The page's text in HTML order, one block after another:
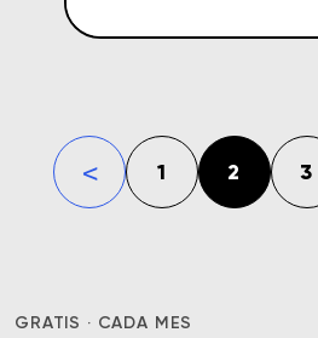
1 2 3
GRATIS · CADA MES